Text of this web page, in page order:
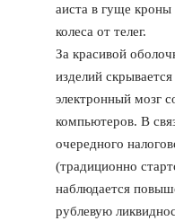
аиста в гуще
колеса от телег.
За красивой
изделий
электронный мозг
компьютеров. В
очередного
(традиционно
наблюдается
рублевую